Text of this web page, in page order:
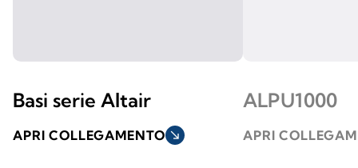
Basi serie Altair
APRI COLLEGAMENTO south_east
ALPU1000
APRI